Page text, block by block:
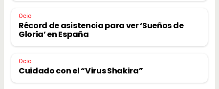
Ocio
Récord de asistencia para ver ‘Sueños de
Gloria’ en España
Ocio
Cuidado con el “Virus Shakira”